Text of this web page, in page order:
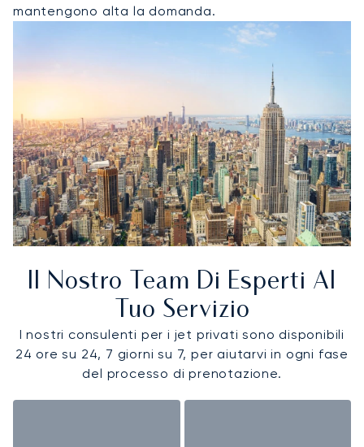
mantengono alta la domanda.
Il Nostro Team Di Esperti Al
Tuo Servizio
I nostri consulenti per i jet privati sono disponibili
24 ore su 24, 7 giorni su 7, per aiutarvi in ogni fase
del processo di prenotazione.